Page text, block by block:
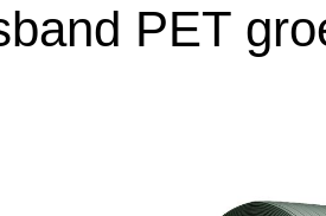
PET